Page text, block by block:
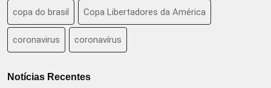
copa do brasil Copa Libertadores da América
coronavirus coronavírus
Notícias Recentes